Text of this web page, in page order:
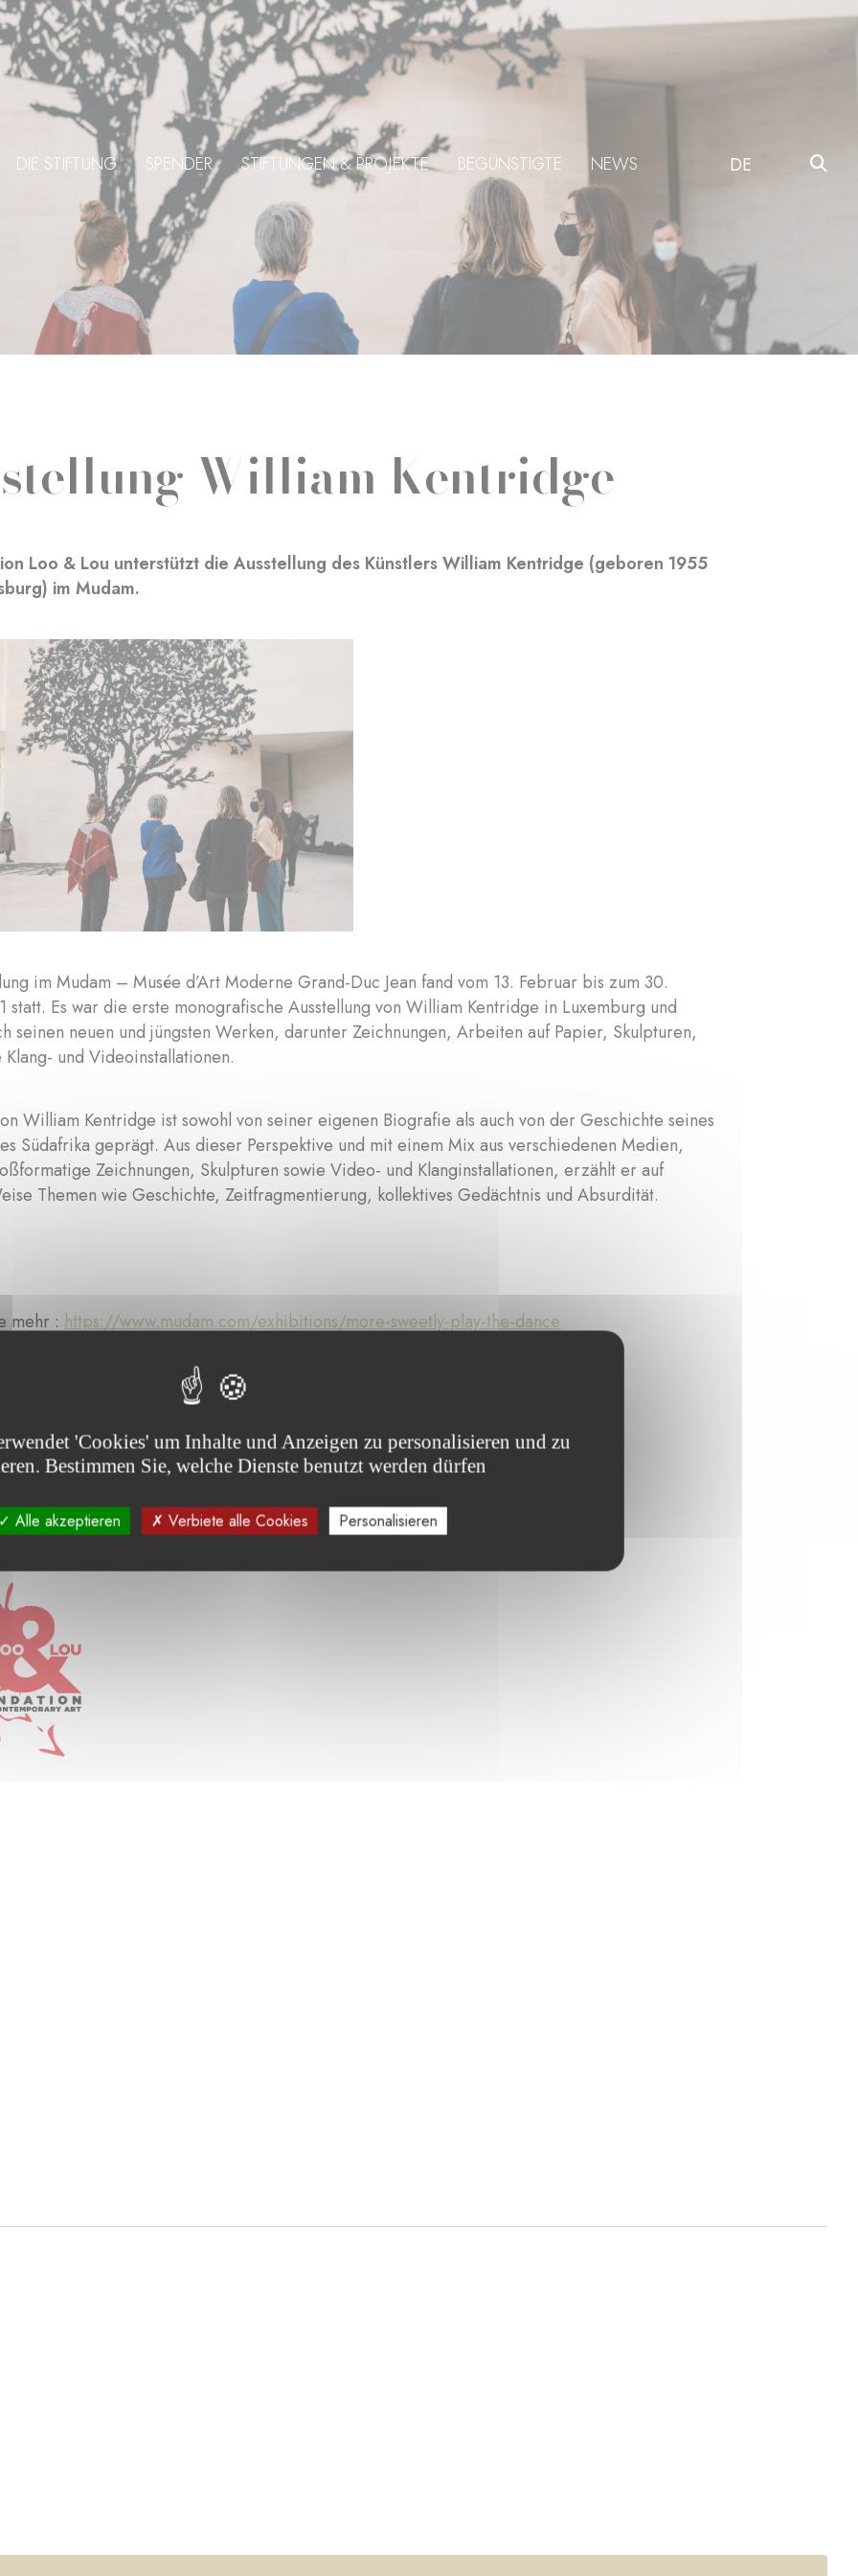
DIE STIFTUNG SPENDER STIFTUNGEN & PROJEKTE BEGÜNSTIGTE NEWS DE
William Kentridge
Loo & Lou unterstützt die Ausstellung des Künstlers William Kentridge (geboren 1955
im Mudam.
im Mudam – Musée d’Art Moderne Grand-Duc Jean fand vom 13. Februar bis zum 30.
statt. Es war die erste monografische Ausstellung von William Kentridge in Luxemburg und
seinen neuen und jüngsten Werken, darunter Zeichnungen, Arbeiten auf Papier, Skulpturen,
Klang- und Videoinstallationen.
William Kentridge ist sowohl von seiner eigenen Biografie als auch von der Geschichte seines
Südafrika geprägt. Aus dieser Perspektive und mit einem Mix aus verschiedenen Medien,
Zeichnungen, Skulpturen sowie Video- und Klanginstallationen, erzählt er auf
Themen wie Geschichte, Zeitfragmentierung, kollektives Gedächtnis und Absurdität.
mehr :https://www.mudam.com/exhibitions/more-sweetly-play-the-dance
Sie die von der Stiftung unterstützten Projekte :
'Cookies' um Inhalte und Anzeigen zu personalisieren und zu
Bestimmen Sie, welche Dienste benutzt werden dürfen
Alle akzeptieren Verbiete alle Cookies Personalisieren